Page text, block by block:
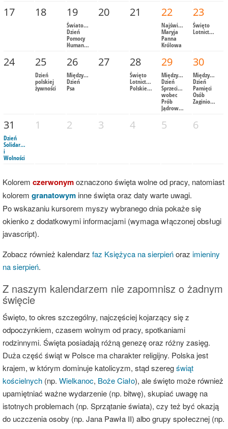
17 18 19
Światowy
Dzień
Pomocy
Humanitarnej
20 21 22
Najświętsza
Maryja
Panna
Królowa
23
Święto
Lotnictwa
24 25
Dzień
polskiej
żywności
26
Międzynarodowy
Dzień
Psa
27 28
Święto
Lotnictwa
Polskiego
29
Międzynarodowy
Dzień
Sprzeciwu
wobec
Prób
Jądrowych
30
Dzień
Pamięci
Osób
Zaginionych
31
Dzień
Solidarności
i
Wolności
1 2 3 4 5 6
Kolorem czerwonymoznaczono święta wolne od pracy, natomiast
kolorem granatowym inne święta oraz daty warte uwagi.
Po wskazaniu kursorem myszy wybranego dnia pokaże się
okienko z dodatkowymi informacjami (wymaga włączonej obsługi
javascript).
Zobacz również kalendarz faz Księżyca na sierpieńoraz imieniny
na sierpień.
Z naszym kalendarzem nie zapomnisz o żadnym
święcie
Święto, to okres szczególny, najczęściej kojarzący się z
odpoczynkiem, czasem wolnym od pracy, spotkaniami
rodzinnymi. Święta posiadają różną genezę oraz różny zasięg.
Duża część świąt w Polsce ma charakter religijny. Polska jest
krajem, w którym dominuje katolicyzm, stąd szeregświąt
kościelnych (np. Wielkanoc, Boże Ciało), ale święto może również
upamiętniać ważne wydarzenie (np. bitwę), skupiać uwagę na
istotnych problemach (np. Sprzątanie świata), czy też być okazją
do uczczenia osoby (np. Jana Pawła II) albo grupy społecznej (np.